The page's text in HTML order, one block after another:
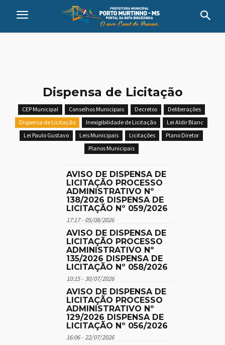
Dispensa de Licitação
CEP Municipal Conselhos Municipais Decretos
Deliberações
Dispensa de Licitação
Inexigibilidade de Licitação
Lei Aldir Blanc
Lei Paulo Gustavo
Leis Municipais Licitações
Plano Diretor
Planos Municipais
AVISO DE DISPENSA DE
LICITAÇÃO PROCESSO
ADMINISTRATIVO Nº
138/2026 DISPENSA DE
LICITAÇÃO Nº 059/2026
17:17 - 05/08/2026
AVISO DE DISPENSA DE
LICITAÇÃO PROCESSO
ADMINISTRATIVO Nº
135/2026 DISPENSA DE
LICITAÇÃO Nº 058/2026
10:15 - 30/07/2026
AVISO DE DISPENSA DE
LICITAÇÃO PROCESSO
ADMINISTRATIVO Nº
129/2026 DISPENSA DE
LICITAÇÃO Nº 056/2026
16:06 - 22/07/2026